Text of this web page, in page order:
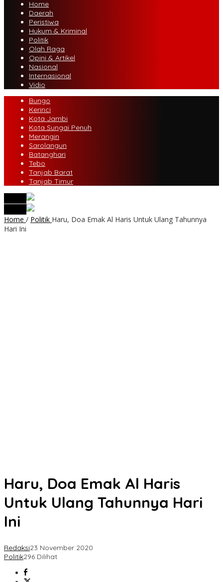
Home
Daerah
Peristiwa
Hukum & Kriminal
Politik
Olah Raga
Opini & Artikel
Nasional
Internasional
Vidio
Bungo
Kerinci
Kota Jambi
Kota Sungai Penuh
Merangin
Sarolangun
Batanghari
Tebo
Tanjab Barat
Tanjab Timur
Home / Politik Haru, Doa Emak Al Haris Untuk Ulang Tahunnya
Hari Ini
Haru, Doa Emak Al Haris
Untuk Ulang Tahunnya Hari
Ini
Redaksi23 November 2020
Politik296 Dilihat